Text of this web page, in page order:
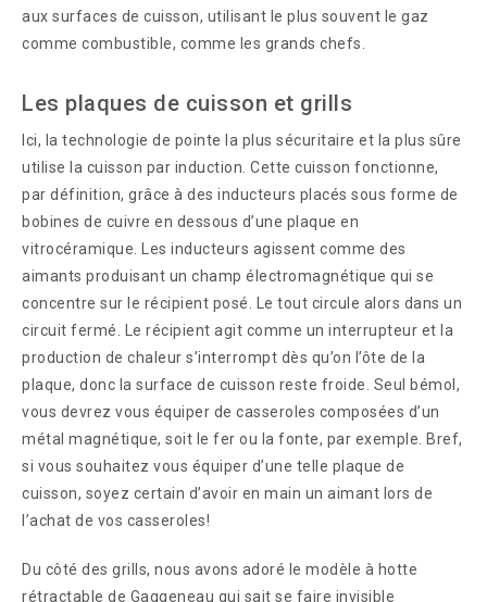
aux surfaces de cuisson, utilisant le plus souvent le gaz
comme combustible, comme les grands chefs.
Les plaques de cuisson et grills
Ici, la technologie de pointe la plus sécuritaire et la plus sûre
utilise la cuisson par induction. Cette cuisson fonctionne,
par définition, grâce à des inducteurs placés sous forme de
bobines de cuivre en dessous d’une plaque en
vitrocéramique. Les inducteurs agissent comme des
aimants produisant un champ électromagnétique qui se
concentre sur le récipient posé. Le tout circule alors dans un
circuit fermé. Le récipient agit comme un interrupteur et la
production de chaleur s’interrompt dès qu’on l’ôte de la
plaque, donc la surface de cuisson reste froide. Seul bémol,
vous devrez vous équiper de casseroles composées d’un
métal magnétique, soit le fer ou la fonte, par exemple. Bref,
si vous souhaitez vous équiper d’une telle plaque de
cuisson, soyez certain d’avoir en main un aimant lors de
l’achat de vos casseroles!
Du côté des grills, nous avons adoré le modèle à hotte
rétractable de Gaggeneau qui sait se faire invisible